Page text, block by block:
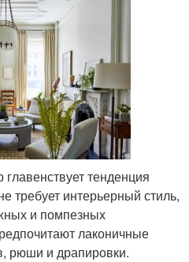
тенденция
требует интерьерный стиль,
и помпезных
лаконичные
рюши и драпировки.